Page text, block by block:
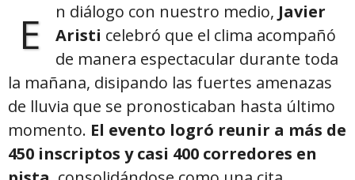
E n diálogo con nuestro medio, Javier
Aristi celebró que el clima acompañó
de manera espectacular durante toda
la mañana, disipando las fuertes amenazas
de lluvia que se pronosticaban hasta último
momento. El evento logró reunir a más de
450 inscriptos y casi 400 corredores en